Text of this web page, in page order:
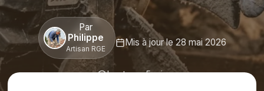
Par
Philippe
Artisan RGE
Mis à jour le 28 mai 2026
Lecture : 5 min